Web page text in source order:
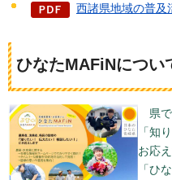
西諸県地域の普及
ひなたMAFiNについ
県
「知
お応
「ひ